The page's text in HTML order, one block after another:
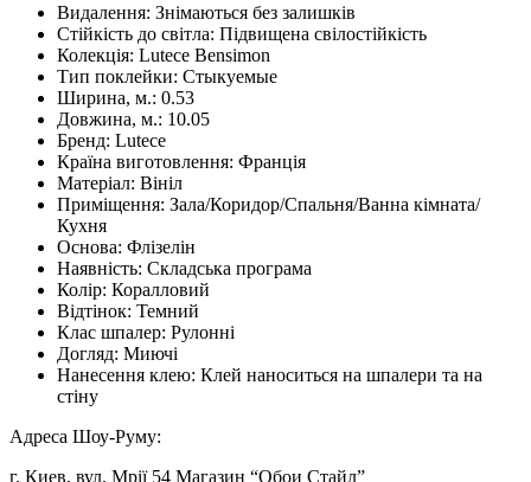
Видалення: Знімаються без залишків
Стійкість до світла: Підвищена свілостійкість
Колекція: Lutece Bensimon
Тип поклейки: Стыкуемые
Ширина, м.: 0.53
Довжина, м.: 10.05
Бренд: Lutece
Країна виготовлення: Франція
Матеріал: Вініл
Приміщення: Зала/Коридор/Спальня/Ванна кімната/
Кухня
Основа: Флізелін
Наявність: Складська програма
Колір: Коралловий
Відтінок: Темний
Клас шпалер: Рулонні
Догляд: Миючі
Нанесення клею: Клей наноситься на шпалери та на
стіну
Адреса Шоу-Руму:
г. Киев, вул. Мрії 54 Магазин “Обои Стайл”